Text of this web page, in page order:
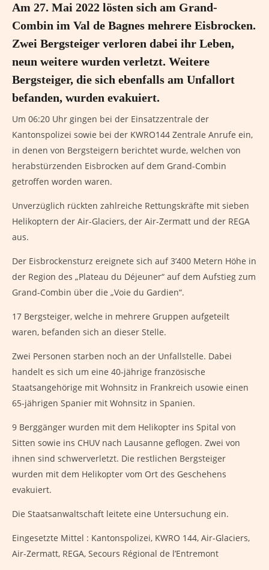
Am 27. Mai 2022 lösten sich am Grand-
Combin im Val de Bagnes mehrere Eisbrocken.
Zwei Bergsteiger verloren dabei ihr Leben,
neun weitere wurden verletzt. Weitere
Bergsteiger, die sich ebenfalls am Unfallort
befanden, wurden evakuiert.
Um 06:20 Uhr gingen bei der Einsatzzentrale der
Kantonspolizei sowie bei der KWRO144 Zentrale Anrufe ein,
in denen von Bergsteigern berichtet wurde, welchen von
herabstürzenden Eisbrocken auf dem Grand-Combin
getroffen worden waren.
Unverzüglich rückten zahlreiche Rettungskräfte mit sieben
Helikoptern der Air-Glaciers, der Air-Zermatt und der REGA
aus.
Der Eisbrockensturz ereignete sich auf 3’400 Metern Höhe in
der Region des „Plateau du Déjeuner“ auf dem Aufstieg zum
Grand-Combin über die „Voie du Gardien“.
17 Bergsteiger, welche in mehrere Gruppen aufgeteilt
waren, befanden sich an dieser Stelle.
Zwei Personen starben noch an der Unfallstelle. Dabei
handelt es sich um eine 40-jährige französische
Staatsangehörige mit Wohnsitz in Frankreich usowie einen
65-jährigen Spanier mit Wohnsitz in Spanien.
9 Berggänger wurden mit dem Helikopter ins Spital von
Sitten sowie ins CHUV nach Lausanne geflogen. Zwei von
ihnen sind schwerverletzt. Die restlichen Bergsteiger
wurden mit dem Helikopter vom Ort des Geschehens
evakuiert.
Die Staatsanwaltschaft leitete eine Untersuchung ein.
Eingesetzte Mittel : Kantonspolizei, KWRO 144, Air-Glaciers,
Air-Zermatt, REGA, Secours Régional de l’Entremont